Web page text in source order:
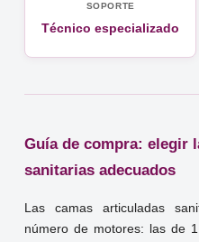
SOPORTE
Técnico especializado
Guía de compra: elegir
sanitarias adecuados
Las camas articuladas
número de motores: las de